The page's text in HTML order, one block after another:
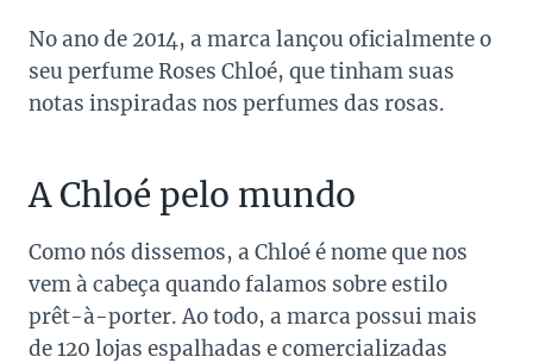
No ano de 2014, a marca lançou oficialmente o
seu perfume Roses Chloé, que tinham suas
notas inspiradas nos perfumes das rosas.
A Chloé pelo mundo
Como nós dissemos, a Chloé é nome que nos
vem à cabeça quando falamos sobre estilo
prêt-à-porter. Ao todo, a marca possui mais
de 120 lojas espalhadas e comercializadas